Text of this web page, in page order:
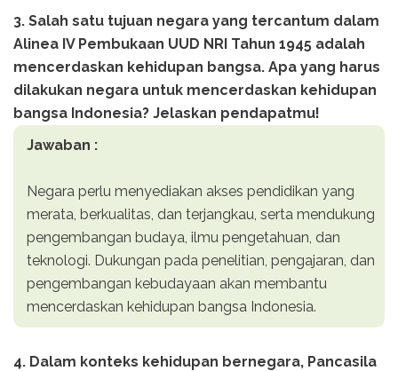
3. Salah satu tujuan negara yang tercantum dalam
Alinea IV Pembukaan UUD NRI Tahun 1945 adalah
mencerdaskan kehidupan bangsa. Apa yang harus
dilakukan negara untuk mencerdaskan kehidupan
bangsa Indonesia? Jelaskan pendapatmu!
Jawaban :
Negara perlu menyediakan akses pendidikan yang
merata, berkualitas, dan terjangkau, serta mendukung
pengembangan budaya, ilmu pengetahuan, dan
teknologi. Dukungan pada penelitian, pengajaran, dan
pengembangan kebudayaan akan membantu
mencerdaskan kehidupan bangsa Indonesia.
4. Dalam konteks kehidupan bernegara, Pancasila